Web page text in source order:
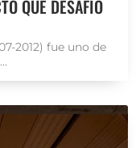
QUE DESAFIÓ
2012) fue uno de